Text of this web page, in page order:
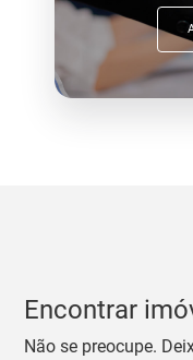
Encontrar
Não se preocupe.